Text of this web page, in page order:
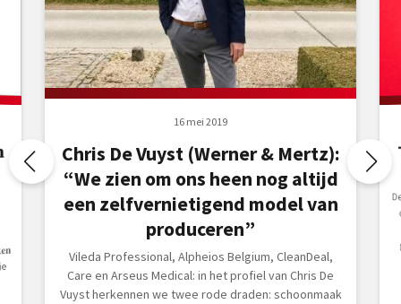
16 mei 2019
Chris De Vuyst (Werner & Mertz):
“We zien om ons heen nog altijd
een zelfvernietigend model van
produceren”
Vileda Professional, Alpheios Belgium, CleanDeal,
Care en Arseus Medical: in het profiel van Chris De
Vuyst herkennen we twee rode draden: schoonmaak